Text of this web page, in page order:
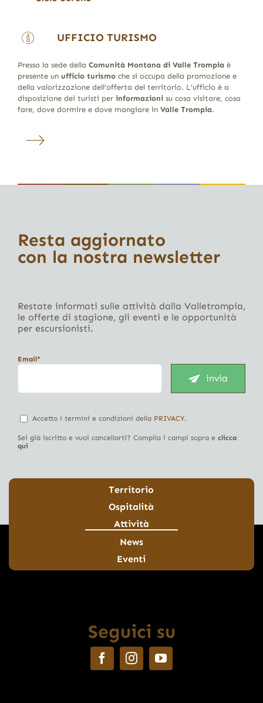
UFFICIO TURISMO
Presso la sede della Comunità Montana di Valle Trompia è
presente un ufficio turismoche si occupa della promozione e
della valorizzazione dell’offerta del territorio. L’ufficio è a
disposizione dei turisti per informazionisu cosa visitare, cosa
fare, dove dormire e dove mangiare in Valle Trompia.
Resta aggiornato
con la nostra newsletter
Restate informati sulle attività dalla Valletrompia,
le offerte di stagione, gli eventi e le opportunità
per escursionisti.
Email*
invia
Accetto i termini e condizioni della PRIVACY.
Sei già iscritto e vuoi cancellarti? Compila i campi sopra e clicca
qui
Territorio
Ospitalità
Attività
News
Eventi
Seguici su